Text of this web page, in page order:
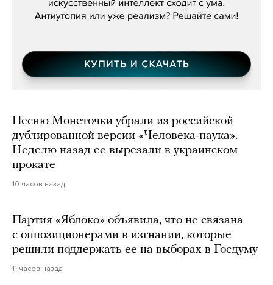
Песню Монеточки убрали из российской
дублированной версии «Человека-паука».
Неделю назад ее вырезали в украинском
прокате
10 часов назад
Партия «Яблоко» объявила, что не связана
с оппозиционерами в изгнании, которые
решили поддержать ее на выборах в Госдуму
11 часов назад